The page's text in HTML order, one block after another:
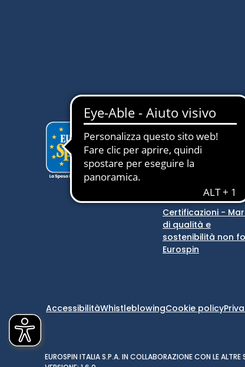
SCOPRI
Eurospin
Eurospin Viaggi
Comunicazioni
Certificazioni -
di qualità e
sostenibilità non
Eurospin
AccessibilitàWhistleblowingCookie policy
EUROSPIN ITALIA S.P.A. IN COLLABORAZIONE CON LE